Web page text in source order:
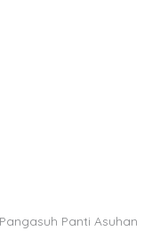
Panti Asuhan